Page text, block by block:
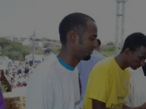
Riflessioni
Foto
Video